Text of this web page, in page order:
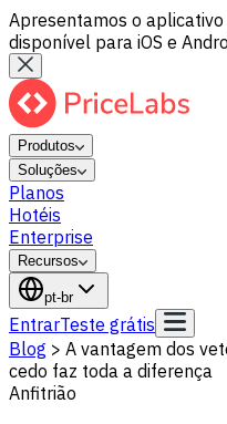
Apresentamos o
disponível para iOS e
Produtos
Soluções
Planos
Hotéis
Enterprise
Recursos
pt-br
EntrarTeste grátis
Blog > A vantagem dos
cedo faz toda a diferença
Anfitrião